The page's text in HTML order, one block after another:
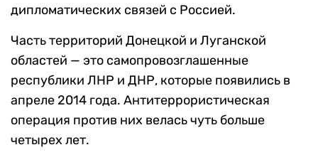
дипломатических связей с Россией.
Часть территорий Донецкой и Луганской
областей — это самопровозглашенные
республики ЛНР и ДНР, которые появились в
апреле 2014 года. Антитеррористическая
операция против них велась чуть больше
четырех лет.